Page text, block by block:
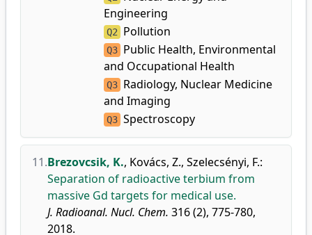
Engineering
Q2 Pollution
Q3 Public Health, Environmental
and Occupational Health
Q3 Radiology, Nuclear Medicine
and Imaging
Q3 Spectroscopy
11.Brezovcsik, K., Kovács, Z., Szelecsényi, F.:
Separation of radioactive terbium from
massive Gd targets for medical use.
J. Radioanal. Nucl. Chem. 316 (2), 775-780,
2018.